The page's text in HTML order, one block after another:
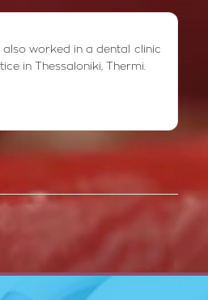
also worked in a dental clinic
in Thessaloniki, Thermi.